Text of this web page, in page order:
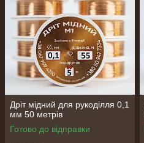
Дріт мідний для рукоділля 0,1
мм 50 метрів
Готово до відправки